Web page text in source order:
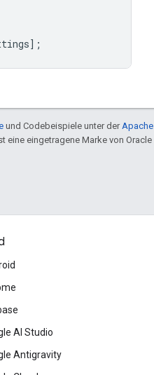
];
und Codebeispiele unter der Apache
eine eingetragene Marke von Oracle
AI Studio
Antigravity